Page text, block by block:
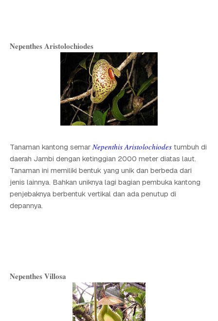
Nepenthes Aristolochiodes
Tanaman kantong semarNepenthis Aristolochiodes tumbuh di
daerah Jambi dengan ketinggian 2000 meter diatas laut.
Tanaman ini memiliki bentuk yang unik dan berbeda dari
jenis lainnya. Bahkan uniknya lagi bagian pembuka kantong
penjebaknya berbentuk vertikal dan ada penutup di
depannya.
Nepenthes Villosa